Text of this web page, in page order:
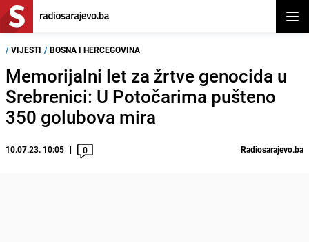
/ VIJESTI / BOSNA I HERCEGOVINA
Memorijalni let za žrtve genocida u
Srebrenici: U Potočarima pušteno
350 golubova mira
10.07.23. 10:05 0 Radiosarajevo.ba